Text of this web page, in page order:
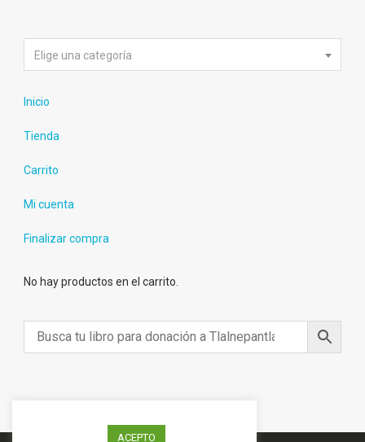
Elige una categoría
Inicio
Tienda
Carrito
Mi cuenta
Finalizar compra
No hay productos en el carrito.
ACEPTO